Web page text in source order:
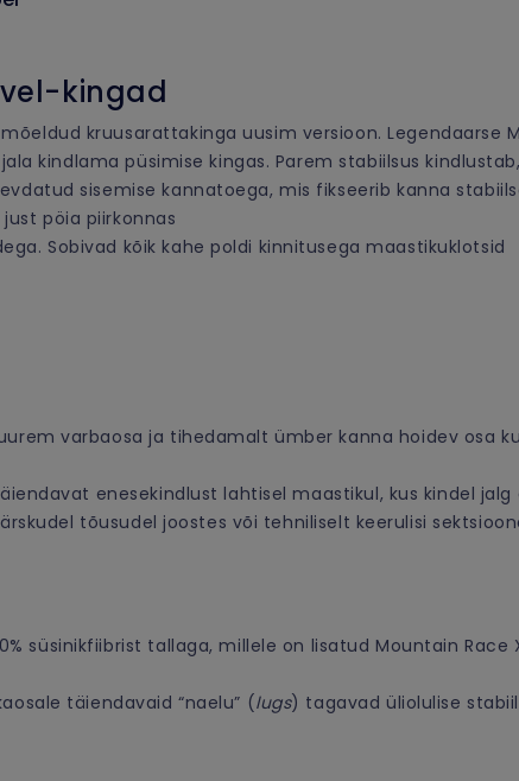
kingad
kruusarattakinga uusim versioon. Legendaarse
kindlama püsimise kingas. Parem stabiilsus
sisemise kannatoega, mis fikseerib kanna
pöia piirkonnas
Sobivad kõik kahe poldi kinnitusega maastikuklotsid
varbaosa ja tihedamalt ümber kanna hoidev osa
enesekindlust lahtisel maastikul, kus kindel
tõusudel joostes või tehniliselt keerulisi
süsinikfiibrist tallaga, millele on lisatud Mountain
täiendavaid “naelu” (lugs) tagavad üliolulise